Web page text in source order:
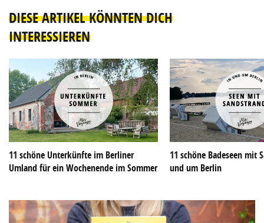
DIESE ARTIKEL KÖNNTEN DICH
INTERESSIEREN
11 schöne Unterkünfte im Berliner
Umland für ein Wochenende im Sommer
11 schöne Badeseen mit
und um Berlin